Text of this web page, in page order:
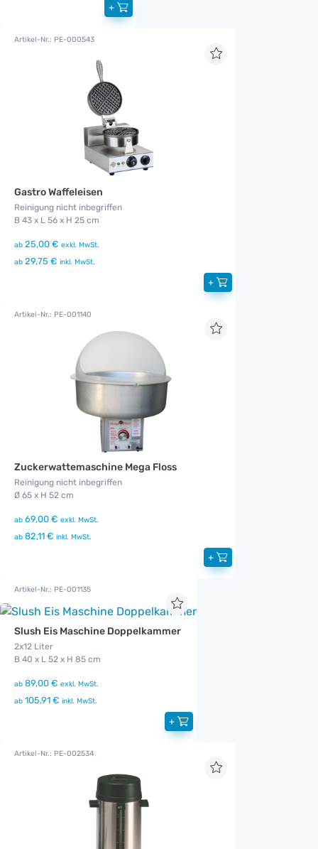
+
Artikel-Nr.: PE-000543
Gastro Waffeleisen
Reinigung nicht inbegriffen
B 43 x L 56 x H 25 cm
ab 25,00 € exkl. MwSt.
ab 29,75 € inkl. MwSt.
+
Artikel-Nr.: PE-001140
Zuckerwattemaschine Mega Floss
Reinigung nicht inbegriffen
Ø 65 x H 52 cm
ab 69,00 € exkl. MwSt.
ab 82,11 € inkl. MwSt.
+
Artikel-Nr.: PE-001135
Slush Eis Maschine Doppelkammer
2x12 Liter
B 40 x L 52 x H 85 cm
ab 89,00 € exkl. MwSt.
ab 105,91 € inkl. MwSt.
+
Artikel-Nr.: PE-002534